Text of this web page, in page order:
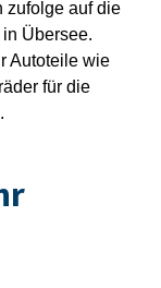
zufolge auf die
Übersee.
Autoteile wie
für die